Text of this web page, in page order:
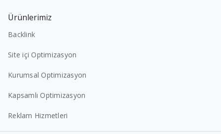
Ürünlerimiz
Backlink
Site içi Optimizasyon
Kurumsal Optimizasyon
Kapsamlı Optimizasyon
Reklam Hizmetleri